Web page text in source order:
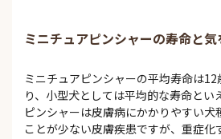
ミニチュアピンシャーの寿命と
ミニチュアピンシャーの平均寿命は
り、小型犬としては平均的な寿命とい
ピンシャーは皮膚病にかかりやすい犬
ことが少ない皮膚疾患ですが、重症化